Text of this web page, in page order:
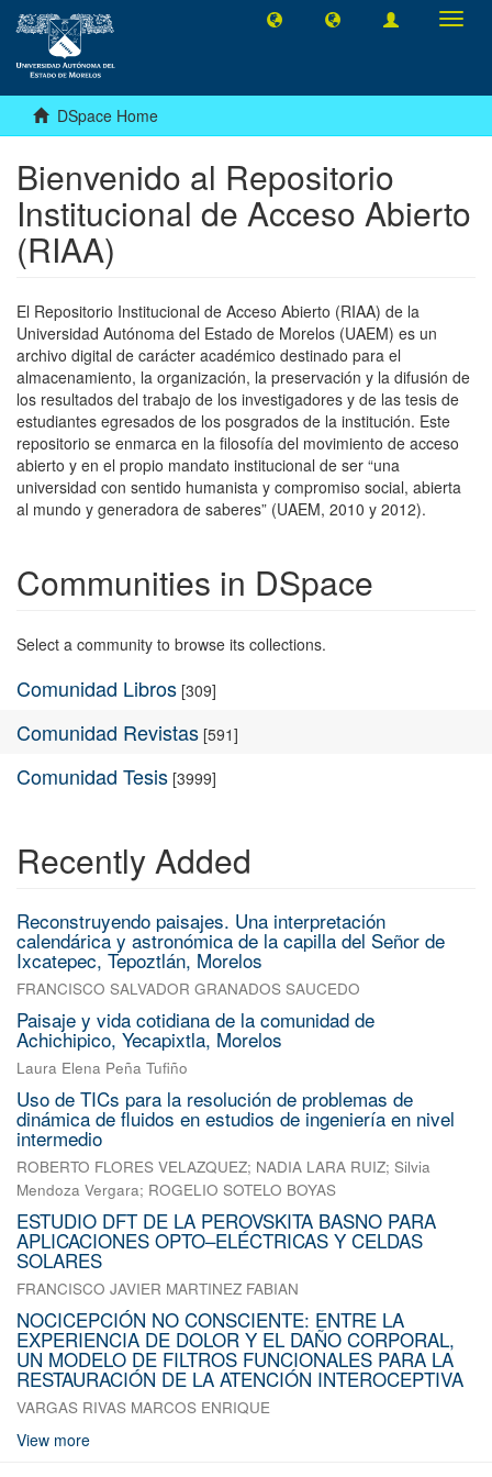
DSpace Home
Bienvenido al Repositorio
Institucional de Acceso Abierto
(RIAA)
El Repositorio Institucional de Acceso Abierto (RIAA) de la
Universidad Autónoma del Estado de Morelos (UAEM) es un
archivo digital de carácter académico destinado para el
almacenamiento, la organización, la preservación y la difusión de
los resultados del trabajo de los investigadores y de las tesis de
estudiantes egresados de los posgrados de la institución. Este
repositorio se enmarca en la filosofía del movimiento de acceso
abierto y en el propio mandato institucional de ser “una
universidad con sentido humanista y compromiso social, abierta
al mundo y generadora de saberes” (UAEM, 2010 y 2012).
Communities in DSpace
Select a community to browse its collections.
Comunidad Libros [309]
Comunidad Revistas [591]
Comunidad Tesis [3999]
Recently Added
Reconstruyendo paisajes. Una interpretación
calendárica y astronómica de la capilla del Señor de
Ixcatepec, Tepoztlán, Morelos
FRANCISCO SALVADOR GRANADOS SAUCEDO
Paisaje y vida cotidiana de la comunidad de
Achichipico, Yecapixtla, Morelos
Laura Elena Peña Tufiño
Uso de TICs para la resolución de problemas de
dinámica de fluidos en estudios de ingeniería en nivel
intermedio
ROBERTO FLORES VELAZQUEZ; NADIA LARA RUIZ; Silvia
Mendoza Vergara; ROGELIO SOTELO BOYAS
ESTUDIO DFT DE LA PEROVSKITA BASNO PARA
APLICACIONES OPTO–ELÉCTRICAS Y CELDAS
SOLARES
FRANCISCO JAVIER MARTINEZ FABIAN
NOCICEPCIÓN NO CONSCIENTE: ENTRE LA
EXPERIENCIA DE DOLOR Y EL DAÑO CORPORAL,
UN MODELO DE FILTROS FUNCIONALES PARA LA
RESTAURACIÓN DE LA ATENCIÓN INTEROCEPTIVA
VARGAS RIVAS MARCOS ENRIQUE
View more